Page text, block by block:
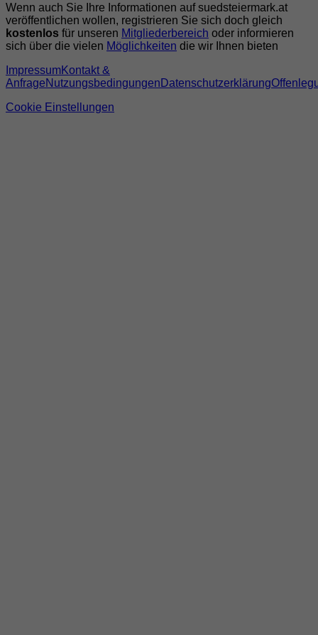
Wenn auch Sie Ihre Informationen auf suedsteiermark.at
veröffentlichen wollen, registrieren Sie sich doch gleich
kostenlos für unseren Mitgliederbereich oder informieren
sich über die vielen Möglichkeiten die wir Ihnen bieten
ImpressumKontakt &
AnfrageNutzungsbedingungen Datenschutzerklärung
Cookie Einstellungen